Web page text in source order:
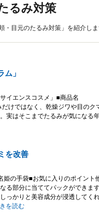
るみ対策
目元のたるみ対策」を紹介しま
」
イエンスコスメ」■商品名
けではなく、乾燥ジワや目のク
実はそこまでたるみが気になる
を改善
姫の手袋■お気に入りのポイント
る部分に当ててパックができます
っかりと美容成分が浸透してく
を読む